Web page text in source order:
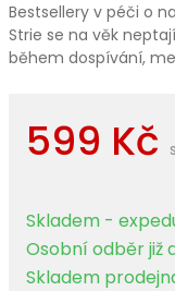
Bestsellery v péči o
Strie se na věk
během dospívání,
599 Kč
Skladem -
Osobní odběr již
Skladem